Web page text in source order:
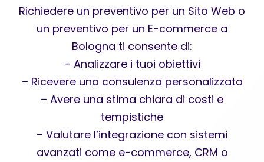
Richiedere un preventivo per un Sito Web o
un preventivo per un E-commerce a
Bologna ti consente di:
– Analizzare i tuoi obiettivi
– Ricevere una consulenza personalizzata
– Avere una stima chiara di costi e
tempistiche
– Valutare l’integrazione con sistemi
avanzati come e-commerce, CRM o